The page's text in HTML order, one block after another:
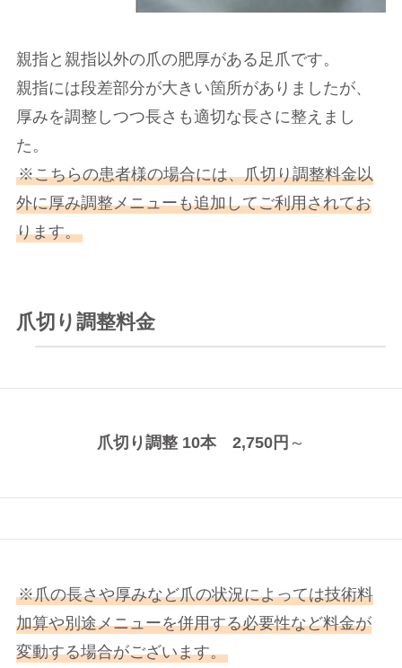
親指と親指以外の爪の肥厚がある足爪です。
親指には段差部分が大きい箇所がありましたが、
厚みを調整しつつ長さも適切な長さに整えまし
た。
※こちらの患者様の場合には、爪切り調整料金以
外に厚み調整メニューも追加してご利用されてお
ります。
爪切り調整料金
爪切り調整 10本 2,750円 ～
※爪の長さや厚みなど爪の状況によっては技術料
加算や別途メニューを併用する必要性など料金が
変動する場合がございます。